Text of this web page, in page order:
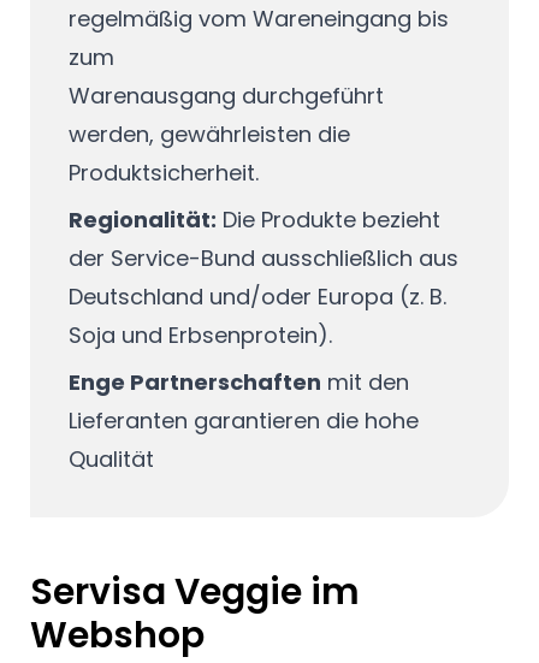
regelmäßig vom Wareneingang bis
zum
Warenausgang durchgeführt
werden, gewährleisten die
Produktsicherheit.
Regionalität: Die Produkte bezieht
der Service-Bund ausschließlich aus
Deutschland und/oder Europa (z. B.
Soja und Erbsenprotein).
Enge Partnerschaften mit den
Lieferanten garantieren die hohe
Qualität
Servisa Veggie im
Webshop